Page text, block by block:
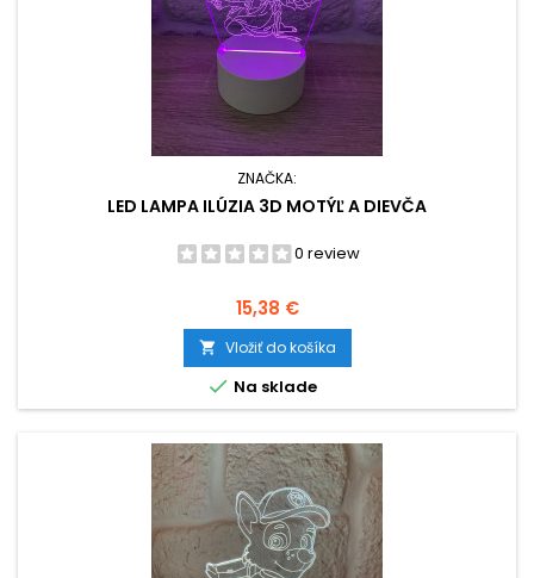
ZNAČKA:
LED LAMPA ILÚZIA 3D MOTÝĽ A DIEVČA
0 review
Cena
15,38 €
 Vložiť do košíka
 Na sklade